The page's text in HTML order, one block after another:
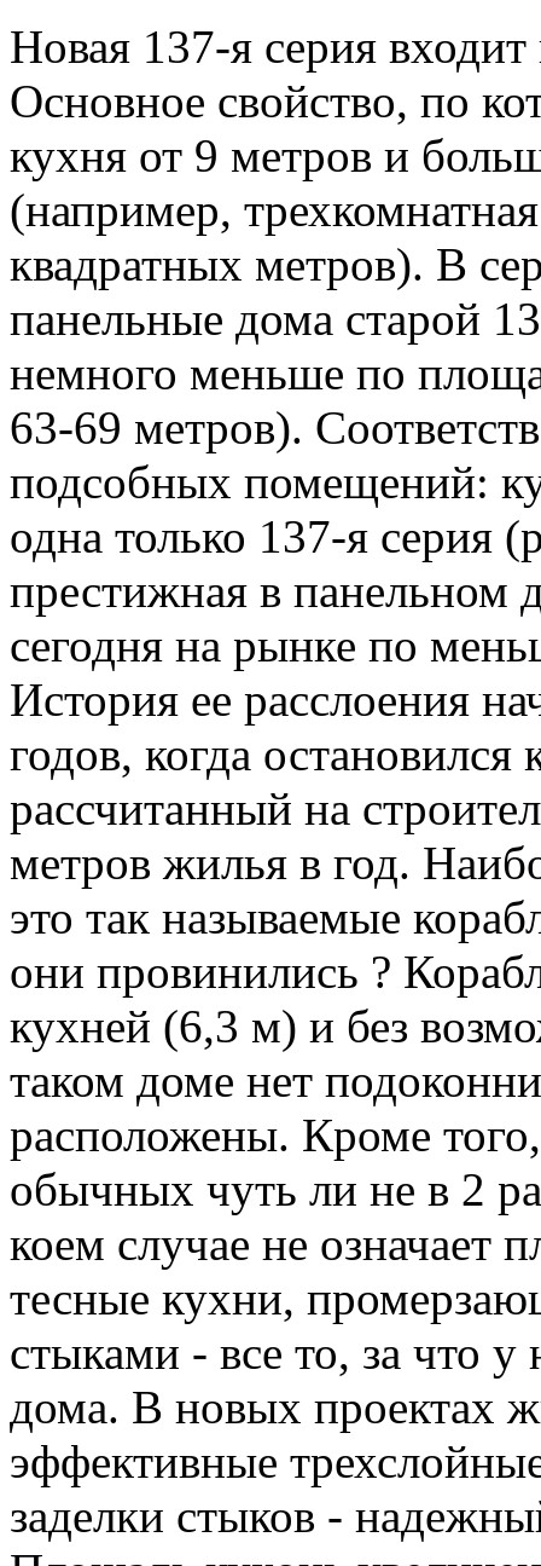
Новая 137-я серия
Основное свойство, по
кухня от 9 метров и
(например,
квадратных метров). В
панельные дома старой
немного меньше по
63-69 метров).
подсобных помещений:
одна только 137-я серия
престижная в панельном
сегодня на рынке по
История ее расслоения
годов, когда
рассчитанный на
метров жилья в год.
это так называемые
они провинились ?
кухней (6,3 м) и без
таком доме нет
расположены. Кроме
обычных чуть ли не в 2
коем случае не
тесные кухни,
стыками - все то, за что
дома. В новых проектах
эффективные
заделки стыков -